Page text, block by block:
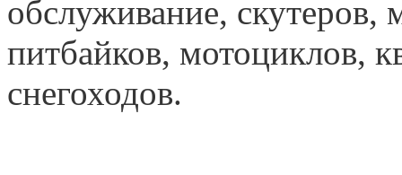
обслуживание, скутеров,
питбайков, мотоциклов,
снегоходов.